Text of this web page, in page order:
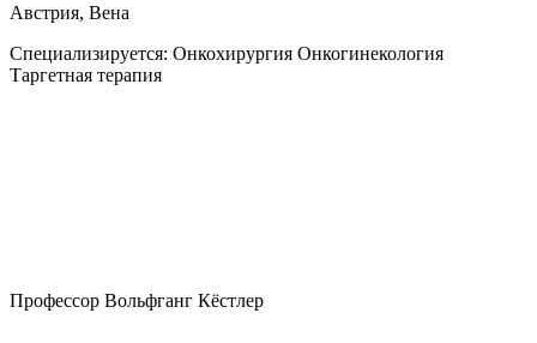
Австрия, Вена
Специализируется: Онкохирургия Онкогинекология
Таргетная терапия
Профессор Вольфганг Кёстлер